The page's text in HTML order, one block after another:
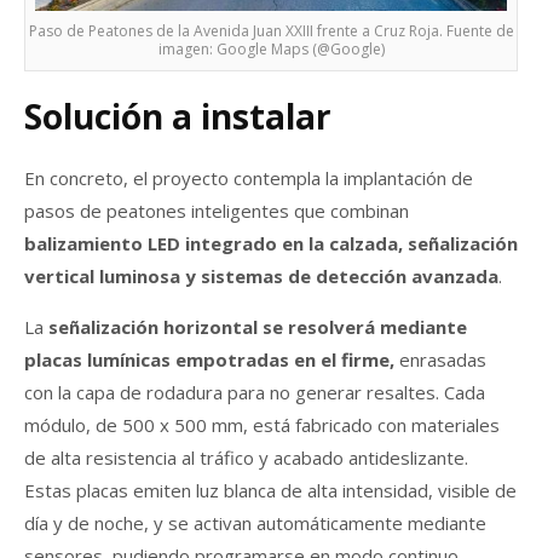
Paso de Peatones de la Avenida Juan XXIII frente a Cruz Roja. Fuente de
imagen: Google Maps (@Google)
Solución a instalar
En concreto, el proyecto contempla la implantación de
pasos de peatones inteligentes que combinan
balizamiento LED integrado en la calzada, señalización
vertical luminosa y sistemas de detección avanzada.
La señalización horizontal se resolverá mediante
placas lumínicas empotradas en el firme, enrasadas
con la capa de rodadura para no generar resaltes. Cada
módulo, de 500 x 500 mm, está fabricado con materiales
de alta resistencia al tráfico y acabado antideslizante.
Estas placas emiten luz blanca de alta intensidad, visible de
día y de noche, y se activan automáticamente mediante